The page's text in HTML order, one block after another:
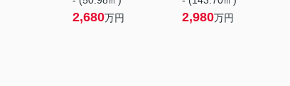
2,680万円 2,980万円